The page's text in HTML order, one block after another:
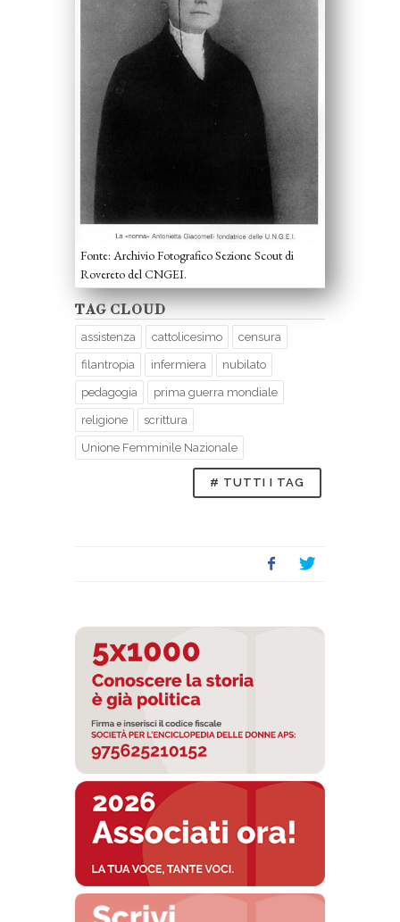
Fonte: Archivio Fotografico Sezione Scout di
Rovereto del CNGEI.
TAG CLOUD
assistenza cattolicesimo censura
filantropia infermiera nubilato
pedagogia prima guerra mondiale
religione scrittura
Unione Femminile Nazionale
# TUTTI I TAG